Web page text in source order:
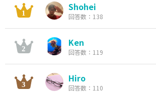
Shohei
回答数：138
Ken
回答数：119
Hiro
回答数：110